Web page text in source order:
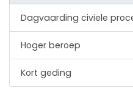
Dagvaarding civiele
Hoger beroep
Kort geding